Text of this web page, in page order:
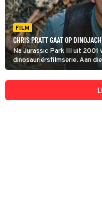
FILM
CHRIS PRATT GAAT OP
Na Jurassic Park III uit 2001
dinosauriërsfilmserie. Aan
een einde met Jurassic